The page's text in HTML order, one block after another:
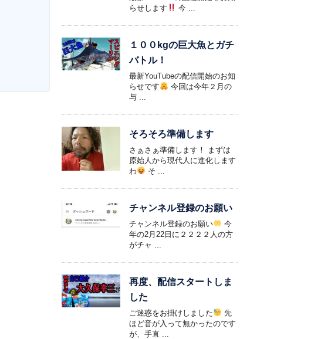
らせします
今 ...
１００kgの巨大魚とガチ
バトル！
最新YouTubeの配信開始のお知
らせです
今回は今年２月の
与 ...
そろそろ準備します
さぁさぁ準備します！ まずは
原始人から現代人に進化します
わ
そ ...
チャンネル登録のお願い
チャンネル登録のお願い
今
年の2月22日に２２２２人の方
がチャ ...
再度、配信スタートしま
した
ご迷惑をお掛けしました
先
ほど音が入って無かったのです
が、手直 ...